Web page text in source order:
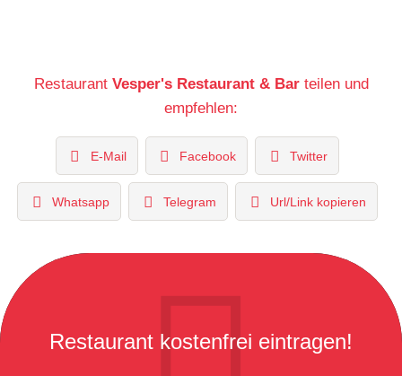
Restaurant Vesper's Restaurant & Barteilen und
empfehlen:
E-Mail Facebook Twitter
Whatsapp Telegram Url/Link kopieren
Restaurant kostenfrei eintragen!